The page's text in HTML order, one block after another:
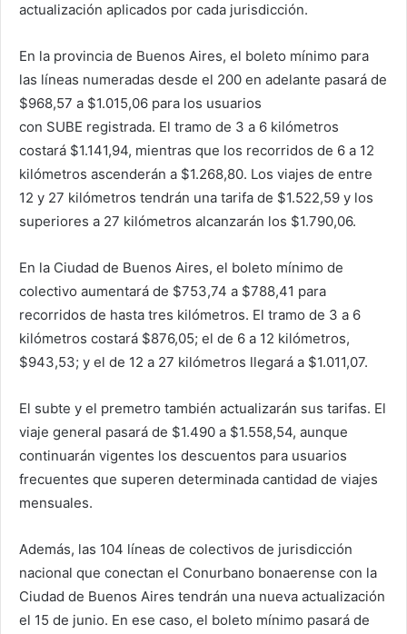
actualización aplicados por cada jurisdicción.
En la provincia de Buenos Aires, el boleto mínimo para
las líneas numeradas desde el 200 en adelante pasará de
$968,57 a $1.015,06 para los usuarios
con SUBE registrada. El tramo de 3 a 6 kilómetros
costará $1.141,94, mientras que los recorridos de 6 a 12
kilómetros ascenderán a $1.268,80. Los viajes de entre
12 y 27 kilómetros tendrán una tarifa de $1.522,59 y los
superiores a 27 kilómetros alcanzarán los $1.790,06.
En la Ciudad de Buenos Aires, el boleto mínimo de
colectivo aumentará de $753,74 a $788,41 para
recorridos de hasta tres kilómetros. El tramo de 3 a 6
kilómetros costará $876,05; el de 6 a 12 kilómetros,
$943,53; y el de 12 a 27 kilómetros llegará a $1.011,07.
El subte y el premetro también actualizarán sus tarifas. El
viaje general pasará de $1.490 a $1.558,54, aunque
continuarán vigentes los descuentos para usuarios
frecuentes que superen determinada cantidad de viajes
mensuales.
Además, las 104 líneas de colectivos de jurisdicción
nacional que conectan el Conurbano bonaerense con la
Ciudad de Buenos Aires tendrán una nueva actualización
el 15 de junio. En ese caso, el boleto mínimo pasará de